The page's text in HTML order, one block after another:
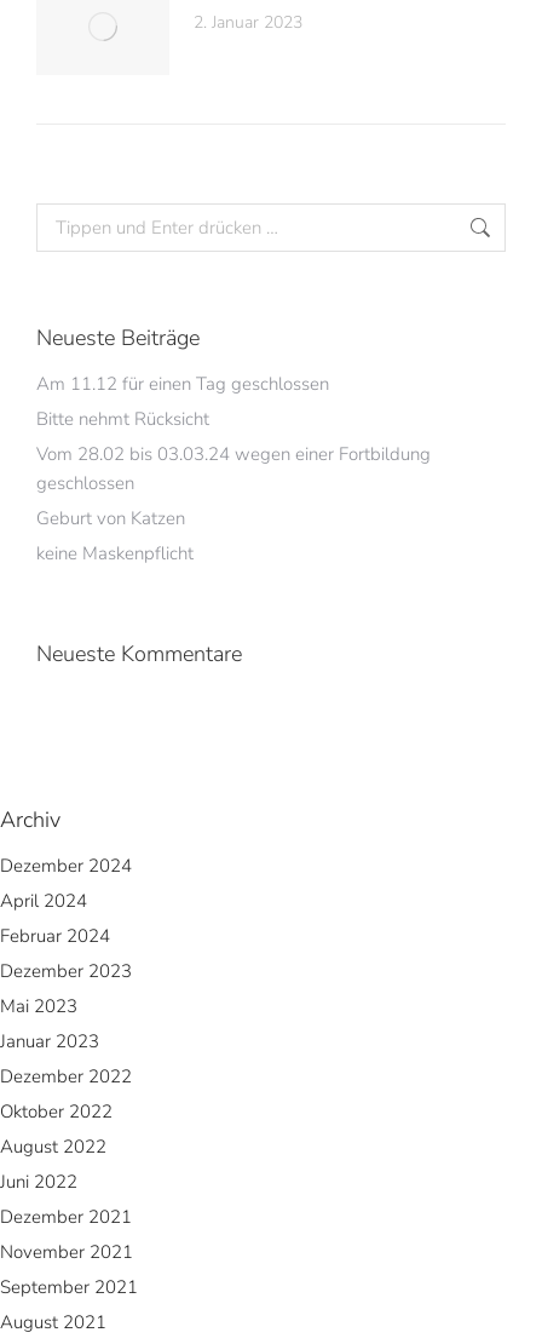
2. Januar 2023
Neueste Beiträge
Am 11.12 für einen Tag geschlossen
Bitte nehmt Rücksicht
Vom 28.02 bis 03.03.24 wegen einer Fortbildung
geschlossen
Geburt von Katzen
keine Maskenpflicht
Neueste Kommentare
Archiv
Dezember 2024
April 2024
Februar 2024
Dezember 2023
Mai 2023
Januar 2023
Dezember 2022
Oktober 2022
August 2022
Juni 2022
Dezember 2021
November 2021
September 2021
August 2021